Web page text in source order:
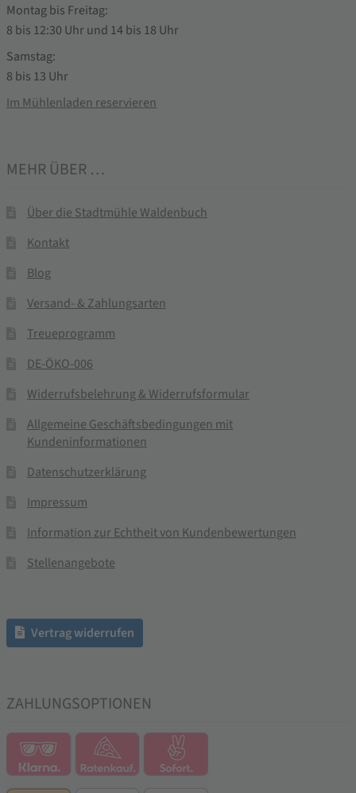
Montag bis Freitag:
8 bis 12:30 Uhr und 14 bis 18 Uhr
Samstag:
8 bis 13 Uhr
Im Mühlenladen reservieren
MEHR ÜBER …
Über die Stadtmühle Waldenbuch
Kontakt
Blog
Versand- & Zahlungsarten
Treueprogramm
DE-ÖKO-006
Widerrufsbelehrung & Widerrufsformular
Allgemeine Geschäftsbedingungen mit
Kundeninformationen
Datenschutzerklärung
Impressum
Information zur Echtheit von Kundenbewertungen
Stellenangebote
Vertrag widerrufen
ZAHLUNGSOPTIONEN